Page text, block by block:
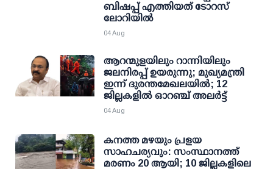
ബിഷപ്പ് എത്തിയത് ടോറസ്
ലോറിയില്‍
04 Aug
ആറന്മുളയിലും റാന്നിയിലും
ജലനിരപ്പ് ഉയരുന്നു; മുഖ്യമന്ത്രി
ഇന്ന് ദുരന്തമേഖലയില്‍; 12
ജില്ലകളില്‍ ഓറഞ്ച് അലര്‍ട്ട്
04 Aug
കനത്ത മഴയും പ്രളയ
സാഹചര്യവും: സംസ്ഥാനത്ത്
മരണം 20 ആയി; 10 ജില്ലകളിലെ